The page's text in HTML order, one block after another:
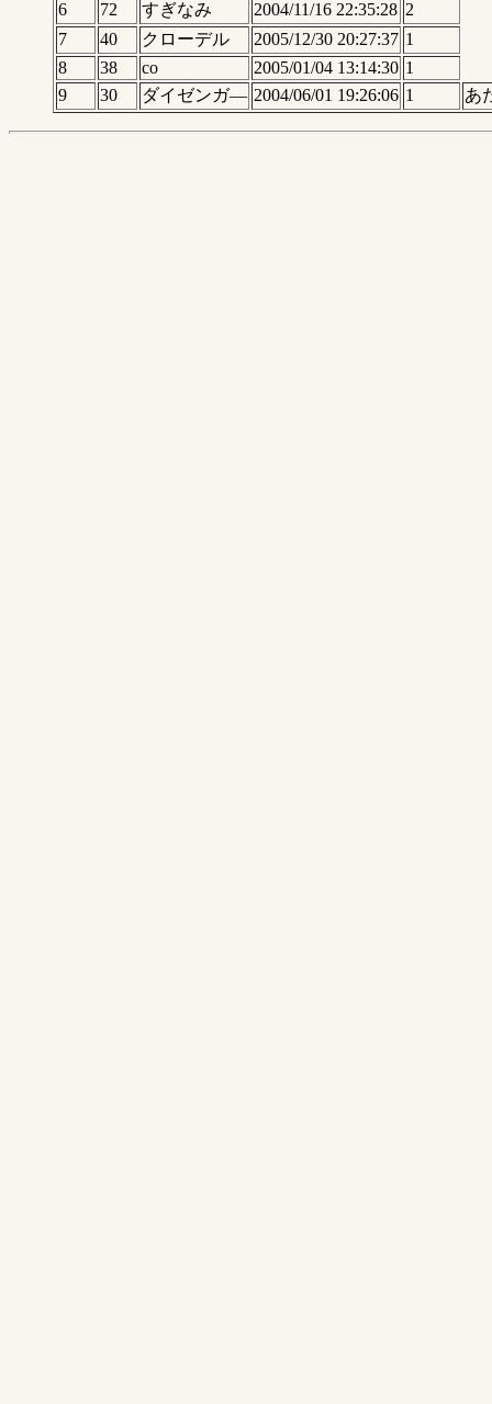
6 72 すぎなみ 2004/11/16 22:35:28 2
7
40 クローデル 2005/12/30 20:27:37 1
8
38 co 2005/01/04 13:14:30 1
9
30 ダイゼンガ― 2004/06/01 19:26:06 1 あ